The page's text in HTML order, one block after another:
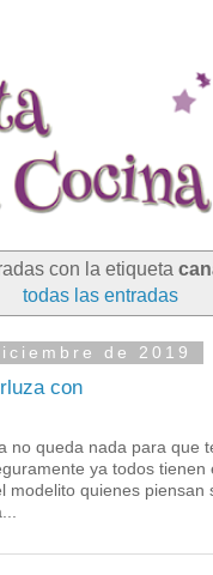
con la etiqueta
todas las entradas
de 2019
con
no queda nada para que
ya todos tienen
modelito quienes piensan